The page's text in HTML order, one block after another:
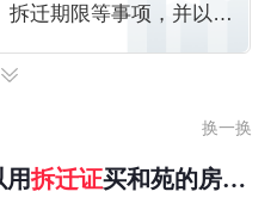
拆迁期限等事项，并以房
换一换
拆迁证买和苑的房子